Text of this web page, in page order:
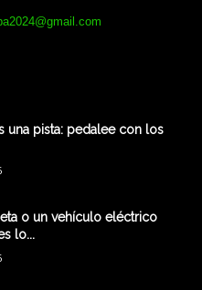
una pista: pedalee con los
o un vehículo eléctrico
lo...